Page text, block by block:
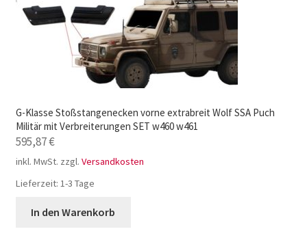
G-Klasse Stoßstangenecken vorne extrabreit Wolf SSA Puch
Militär mit Verbreiterungen SET w460 w461
595,87€
inkl. MwSt. zzgl. Versandkosten
Lieferzeit: 1-3 Tage
In den Warenkorb